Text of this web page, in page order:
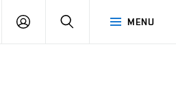
MENU
PŘIHLÁŠENÍ